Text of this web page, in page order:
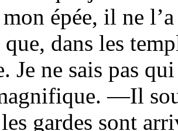
épée, il ne
dans les
Je ne sais pas
—Il
gardes sont